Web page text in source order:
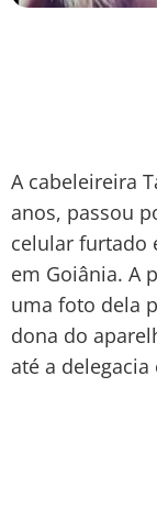
A cabeleireira
anos, passou
celular furtado
em Goiânia. A
uma foto dela
dona do
até a